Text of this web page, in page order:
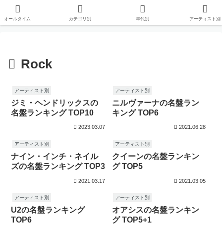
Rock
アーティスト別
ジミ・ヘンドリックスの
名盤ランキング TOP10
2023.03.07
アーティスト別
ニルヴァーナの名盤ラン
キング TOP6
2021.06.28
アーティスト別
ナイン・インチ・ネイル
ズの名盤ランキング TOP3
2021.03.17
アーティスト別
クイーンの名盤ランキン
グ TOP5
2021.03.05
アーティスト別
U2の名盤ランキング
TOP6
アーティスト別
オアシスの名盤ランキン
グ TOP5+1
オールタイム カテゴリ別 年代別 アーティスト別